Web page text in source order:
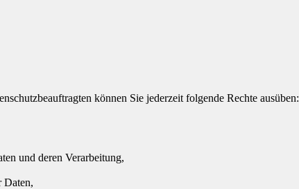
können Sie jederzeit folgende Rechte ausüben:
und deren Verarbeitung,
Daten,